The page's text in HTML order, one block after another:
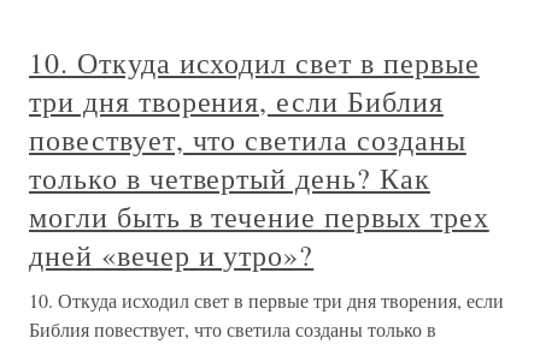
10. Откуда исходил свет в первые
три дня творения, если Библия
повествует, что светила созданы
только в четвертый день? Как
могли быть в течение первых трех
дней «вечер и утро»?
10. Откуда исходил свет в первые три дня творения, если
Библия повествует, что светила созданы только в